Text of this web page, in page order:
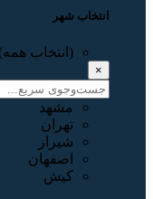
انتخاب شهر
(انتخاب همه)
×
مشهد
تهران
شیراز
اصفهان
کیش